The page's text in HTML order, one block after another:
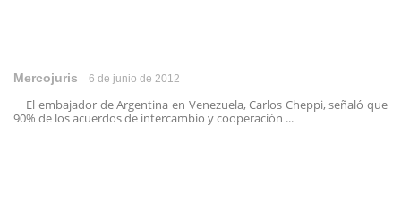
Mercojuris 6 de junio de 2012
El embajador de Argentina en Venezuela, Carlos Cheppi, señaló que
90% de los acuerdos de intercambio y cooperación ...